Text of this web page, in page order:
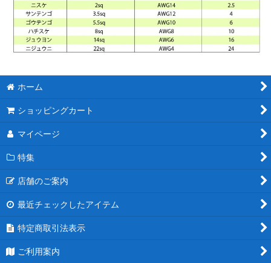
ホーム
ショッピングカート
マイページ
特集
店舗のご案内
最近チェックしたアイテム
特定商取引法表示
ご利用案内